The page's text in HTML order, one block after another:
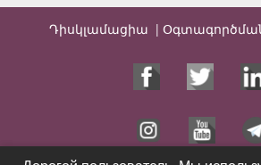
Դիսկլամացիա |